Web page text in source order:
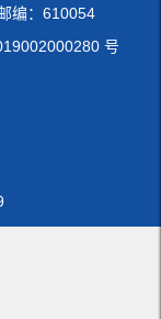
编：610054
号